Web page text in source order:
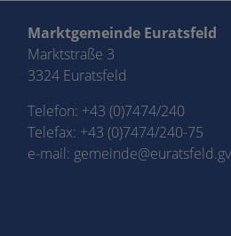
Marktgemeinde Euratsfeld
Marktstraße 3
3324 Euratsfeld
Telefon: +43 (0)7474/240
Telefax: +43 (0)7474/240-75
e-mail: